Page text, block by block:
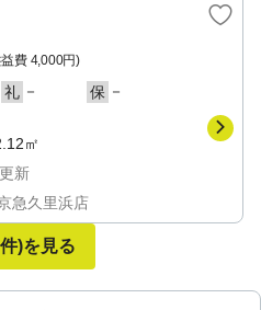
費 4,000円)
礼 － 保 －
㎡
更新
急久里浜店
)を見る